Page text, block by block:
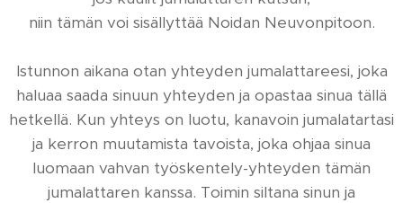
niin tämän voi sisällyttää Noidan Neuvonpitoon.
Istunnon aikana otan yhteyden jumalattareesi, joka
haluaa saada sinuun yhteyden ja opastaa sinua tällä
hetkellä. Kun yhteys on luotu, kanavoin jumalatartasi
ja kerron muutamista tavoista, joka ohjaa sinua
luomaan vahvan työskentely-yhteyden tämän
jumalattaren kanssa. Toimin siltana sinun ja